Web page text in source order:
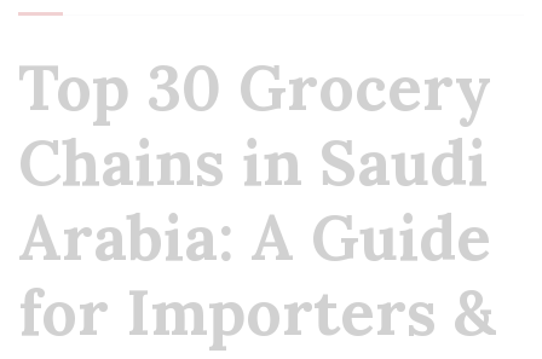
Top 30 Grocery
Chains in Saudi
Arabia: A Guide
for Importers &